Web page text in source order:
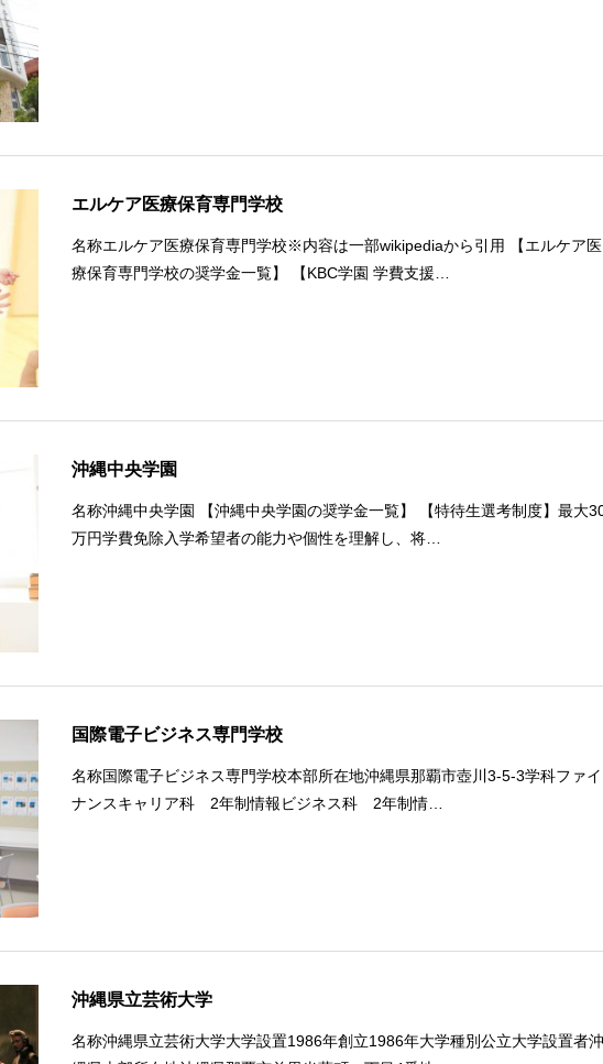
エルケア医療保育専門学校
名称エルケア医療保育専門学校※内容は一部wikipediaから引用 【エルケア医
療保育専門学校の奨学金一覧】 【KBC学園 学費支援…
沖縄中央学園
名称沖縄中央学園 【沖縄中央学園の奨学金一覧】 【特待生選考制度】最大
万円学費免除入学希望者の能力や個性を理解し、将…
国際電子ビジネス専門学校
名称国際電子ビジネス専門学校本部所在地沖縄県那覇市壺川3-5-3学科ファイ
ナンスキャリア科 2年制情報ビジネス科 2年制情…
沖縄県立芸術大学
名称沖縄県立芸術大学大学設置1986年創立1986年大学種別公立大学設置者